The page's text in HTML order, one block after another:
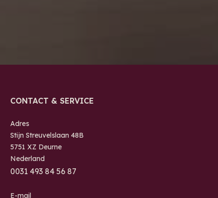
CONTACT & SERVICE
Adres
Stijn Streuvelslaan 48B
5751 XZ Deurne
Nederland
0031 493 84 56 87
E-mail